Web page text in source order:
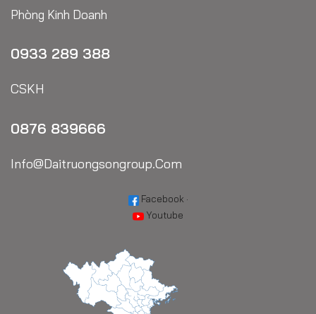
Phòng Kinh Doanh
0933 289 388
CSKH
0876 839666
Info@daitruongsongroup.com
Facebook ·
Youtube